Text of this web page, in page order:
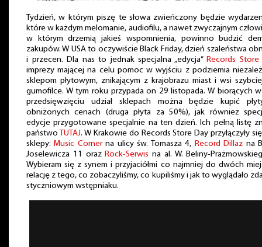
Tydzień, w którym piszę te słowa zwieńczony będzie
które w każdym melomanie, audiofilu, a nawet zwyczajnym
w którym drzemią jakieś wspomnienia, powinno budzić
zakupów. W USA to oczywiście Black Friday, dzień szaleństwa
i przecen. Dla nas to jednak specjalna „edycja” Records Store
imprezy mającej na celu pomoc w wyjściu z podziemia
sklepom płytowym, znikającym z krajobrazu miast i wsi
gumofilce. W tym roku przypada on 29 listopada. W biorących
przedsięwzięciu udział sklepach można będzie kupić
obniżonych cenach (druga płyta za 50%), jak również
edycje przygotowane specjalnie na ten dzień. Ich pełną listę
państwo TUTAJ. W Krakowie do Records Store Day przyłączyły
sklepy:Music Cornerna ulicy św. Tomasza 4, Record Dillaz na
Joselewicza 11 orazRock-Serwis na al. W. Beliny-
Wybieram się z synem i przyjaciółmi co najmniej do dwóch
relację z tego, co zobaczyliśmy, co kupiliśmy i jak to wyglądało
styczniowym wstępniaku.